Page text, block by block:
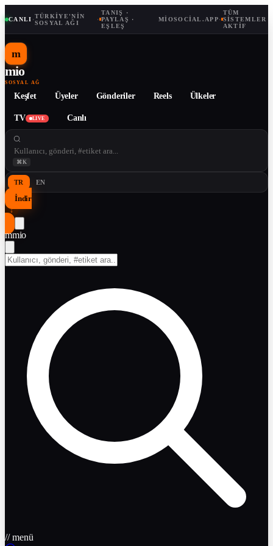
CANLI ·TÜRKIYE'NIN
SOSYAL AĞI
·
TANIŞ ·
PAYLAŞ ·
EŞLEŞ
MIOSOCIAL.APP·
TÜM
SISTEMLER
AKTIF
m
mio
SOSYAL AĞ
Keşfet Üyeler Gönderiler Reels Ülkeler
TV LIVE Canlı
⌘K
TR EN
İndir
↓
mmio
// menü